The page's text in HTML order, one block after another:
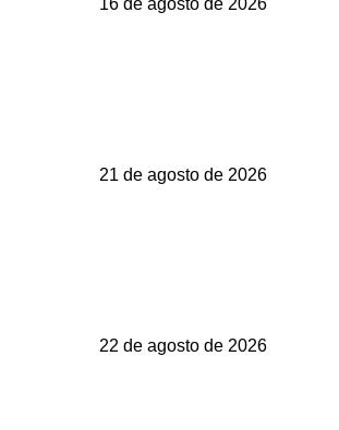
16 de agosto de 2026
21 de agosto de 2026
22 de agosto de 2026